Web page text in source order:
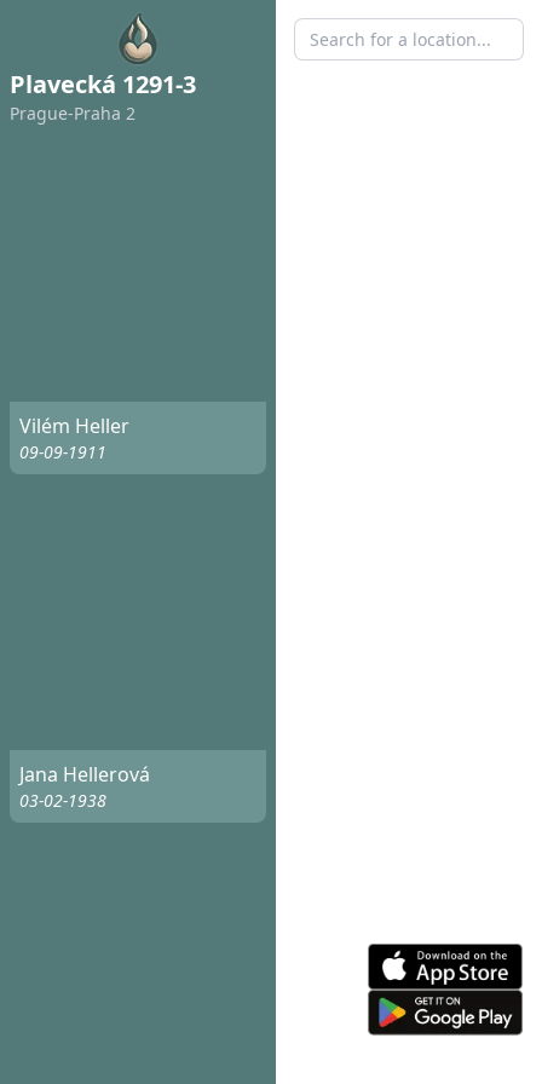
Plavecká 1291-3
Prague-Praha 2
Vilém Heller
09-09-1911
Jana Hellerová
03-02-1938